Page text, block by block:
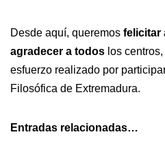
Desde aquí, queremos felicitar
agradecer a todos los
esfuerzo realizado por
Filosófica de Extremadura.
Entradas relacionadas…